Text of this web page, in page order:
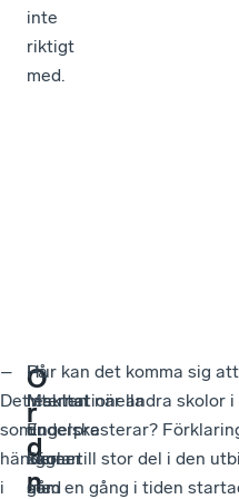
inte
riktigt
med.
–
Det
som
händer
i
–
Makten
du
känner
med
O
r
d
n
På
Internationella
Engelska
Skolan
går
Hur kan det komma sig
resultat när andra skolor
underpresterar?
ligger till stor del i den
som en gång i tiden